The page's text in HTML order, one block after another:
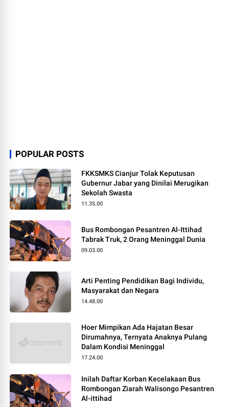
POPULAR POSTS
FKKSMKS Cianjur Tolak Keputusan
Gubernur Jabar yang Dinilai Merugikan
Sekolah Swasta
11.35.00
Bus Rombongan Pesantren Al-Ittihad
Tabrak Truk, 2 Orang Meninggal Dunia
09.03.00
Arti Penting Pendidikan Bagi Individu,
Masyarakat dan Negara
14.48.00
Hoer Mimpikan Ada Hajatan Besar
Dirumahnya, Ternyata Anaknya Pulang
Dalam Kondisi Meninggal
17.24.00
Inilah Daftar Korban Kecelakaan Bus
Rombongan Ziarah Walisongo Pesantren
Al-ittihad